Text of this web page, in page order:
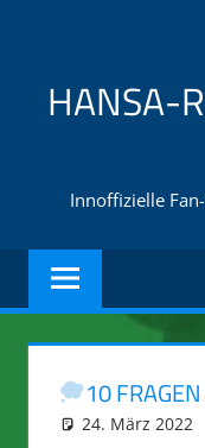
springenHANSA-
Innoffizielle
10
24. März 2022